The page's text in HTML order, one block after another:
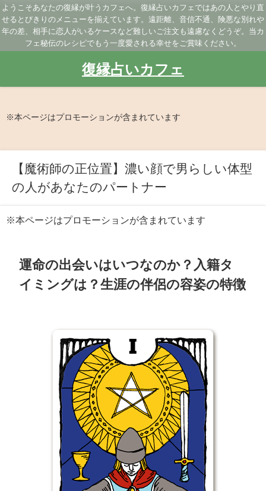
ようこそあなたの復縁が叶うカフェへ。復縁占いカフェではあの人とやり直
せるとびきりのメニューを揃えています。遠距離、音信不通、険悪な別れや
年の差、相手に恋人がいるケースなど難しいご注文も遠慮なくどうぞ。当カ
フェ秘伝のレシピでもう一度愛される幸せをご賞味ください。
復縁占いカフェ
※本ページはプロモーションが含まれています
【魔術師の正位置】濃い顔で男らしい体型
の人があなたのパートナー
※本ページはプロモーションが含まれています
運命の出会いはいつなのか？入籍タ
イミングは？生涯の伴侶の容姿の特徴